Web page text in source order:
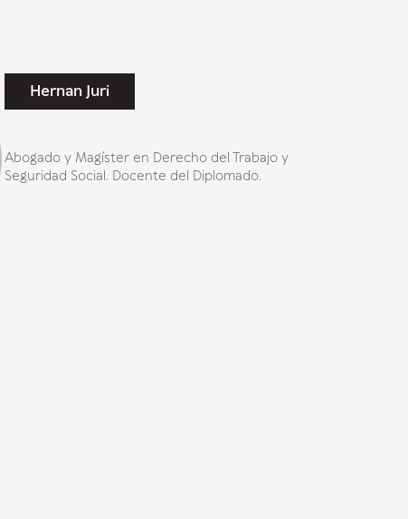
Hernan Juri
Abogado y Magíster en Derecho del Trabajo y
Seguridad Social. Docente del Diplomado.